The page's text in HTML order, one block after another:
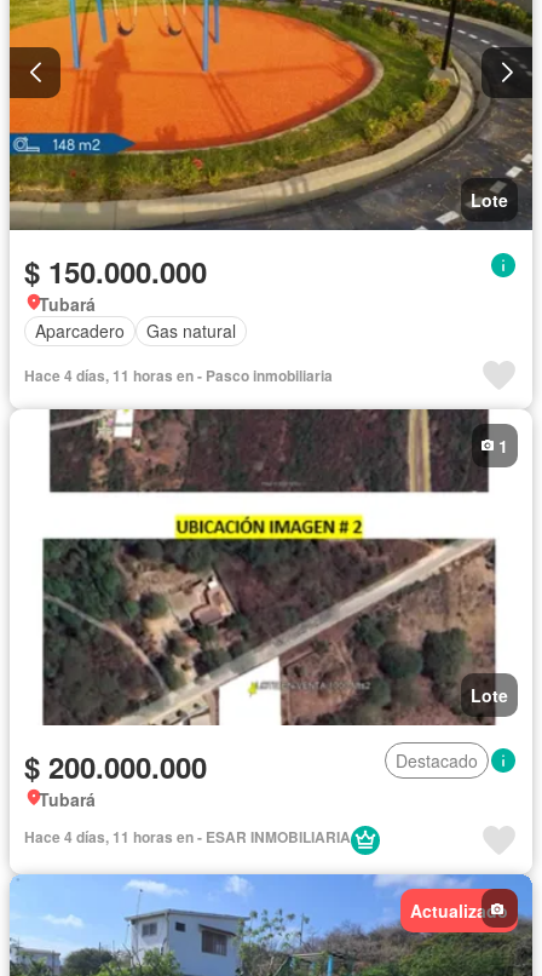
Lote
$ 150.000.000
Tubará
Aparcadero
Gas natural
Hace 4 días, 11 horas en - Pasco inmobiliaria
Lote
1
$ 200.000.000
Destacado
Tubará
Hace 4 días, 11 horas en - ESAR INMOBILIARIA
Actualizado